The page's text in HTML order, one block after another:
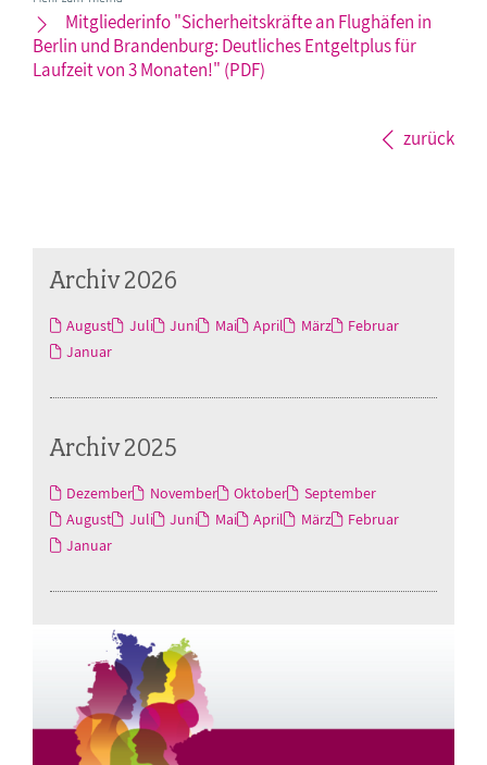
Mitgliederinfo "Sicherheitskräfte an Flughäfen in
Berlin und Brandenburg: Deutliches Entgeltplus für
Laufzeit von 3 Monaten!" (PDF)
zurück
Archiv 2026
August Juli Juni Mai April März
Februar
Januar
Archiv 2025
Dezember November Oktober
September
August
Juli Juni Mai April März
Februar
Januar